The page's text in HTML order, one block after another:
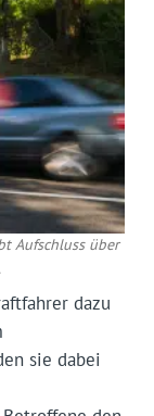
Aufschluss über
dazu
sie dabei